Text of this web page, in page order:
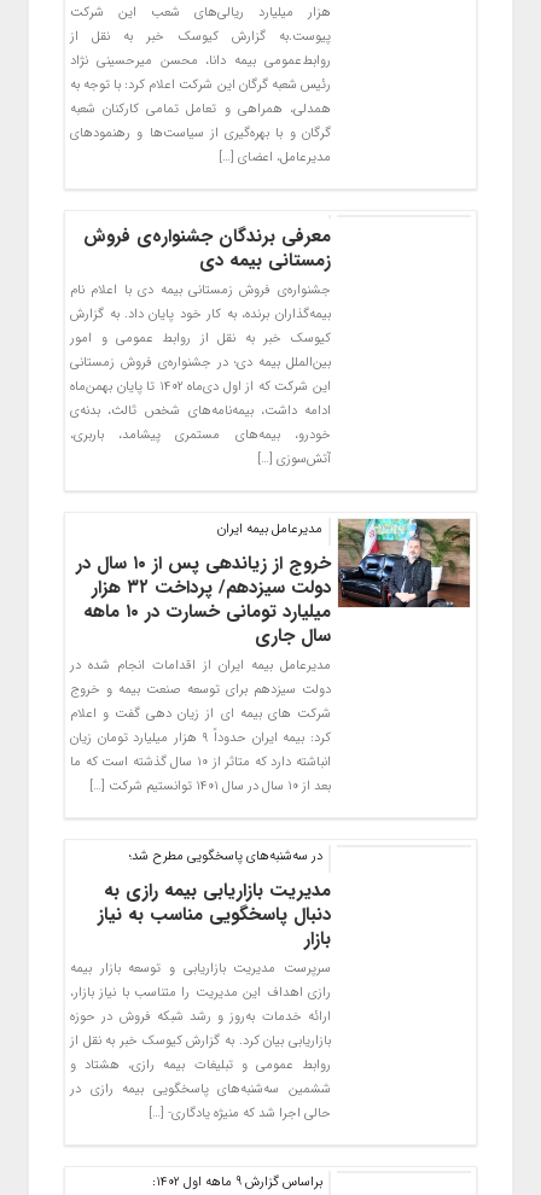
هزار میلیارد ریالی‌های شعب این شرکت
پیوست.به گزارش کیوسک خبر به نقل از
روابط‌عمومی بیمه دانا، محسن میرحسینی نژاد
رئیس شعبه گرگان این شرکت اعلام کرد: با توجه به
همدلی، همراهی و تعامل تمامی کارکنان شعبه
گرگان و با بهره‌‌‌گیری از سیاست‌‌‌ها و رهنمودهای
مدیرعامل، اعضای […]
معرفی برندگان جشنواره‌ی فروش
زمستانی بیمه دی
جشنواره‌ی فروش زمستانی بیمه دی با اعلام نام
بیمه‌گذاران برنده، به کار خود پایان داد. به گزارش
کیوسک خبر به نقل از روابط عمومی و امور
بین‌الملل بیمه دی؛ در جشنواره‌ی فروش زمستانی
این شرکت که از اول دی‌ماه ۱۴۰۲ تا پایان بهمن‌ماه
ادامه داشت، بیمه‌نامه‌های شخص ثالث، بدنه‌ی
خودرو، بیمه‌های مستمری پیشامد، باربری،
آتش‌سوزی […]
مدیرعامل بیمه ایران
خروج از زیاندهی پس از ۱۰ سال در
دولت سیزدهم/ پرداخت ۳۲ هزار
میلیارد تومانی خسارت در ۱۰ ماهه
سال جاری
مدیرعامل بیمه ایران از اقدامات انجام شده در
دولت سیزدهم برای توسعه صنعت بیمه و خروج
شرکت های بیمه ای از زیان دهی گفت و اعلام
کرد: بیمه ایران حدوداً ۹ هزار میلیارد تومان زیان
انباشته دارد که متاثر از ۱۰ سال گذشته است که ما
بعد از ۱۰ سال در سال ۱۴۰۱ توانستیم شرکت […]
در سه‌شنبه‌های پاسخگویی مطرح شد؛
مدیریت بازاریابی بیمه رازی به
دنبال پاسخگویی مناسب به نیاز
بازار
سرپرست مدیریت بازاریابی و توسعه بازار بیمه
رازی اهداف این مدیریت را متناسب با نیاز بازار،
ارائه خدمات به‌روز و رشد شبکه فروش در حوزه
بازاریابی بیان کرد. به گزارش کیوسک خبر به نقل از
روابط عمومی و تبلیغات بیمه رازی، هشتاد و
ششمین سه‌شنبه‌های پاسخگویی بیمه رازی در
حالی اجرا شد که منیژه یادگاری- […]
براساس گزارش 9 ماهه اول 1402: